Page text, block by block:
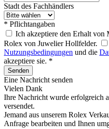
Stadt des Fachhändlers
* Pflichtangaben
Ich akzeptiere den Erhalt von
Rolex von Juwelier Hollfelder.
Nutzungsbedingungen und die
akzeptiere sie. *
Senden
Eine Nachricht senden
Vielen Dank
Ihre Nachricht wurde erfolgreich
versendet.
Jemand aus unserem Rolex
Anfrage bearbeiten und Ihnen